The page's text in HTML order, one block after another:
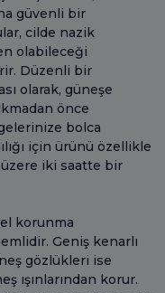
güvenli bir
cilde nazik
olabileceği
Düzenli bir
olarak, güneşe
önce
bolca
için ürünü özellikle
iki saatte bir
korunma
Geniş kenarlı
gözlükleri ise
ışınlarından korur.